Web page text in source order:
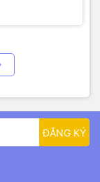
ĐĂNG KÝ